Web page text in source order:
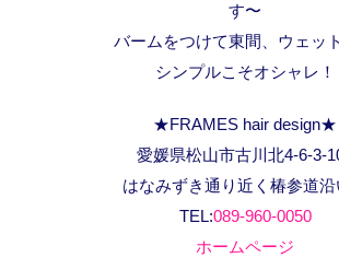
す〜
バームをつけて東間、ウェッ
シンプルこそオシャレ！
★FRAMES hair design★
愛媛県松山市古川北4-6-3-
はなみずき通り近く椿参道沿
TEL:089-960-0050
ホームページ